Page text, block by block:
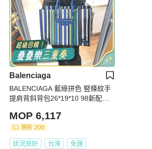
Balenciaga
️BALENCIAGA 藍綠拼色 竪條紋手
提肩背斜背包26*19*10 98新配件
MOP 6,117
現折 200
狀況良好 台灣 免運